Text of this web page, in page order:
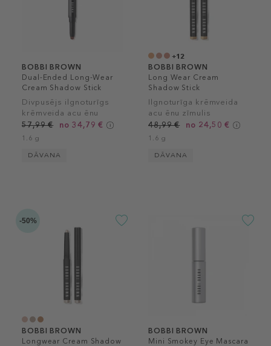
BOBBI BROWN
Dual-Ended Long-Wear
Cream Shadow Stick
Divpusējs ilgnoturīgs
krēmveida acu ēnu
zīmulis
57,99 € no 34,79 €
1.6 g
DĀVANA
+12
BOBBI BROWN
Long Wear Cream
Shadow Stick
Ilgnoturīga krēmveida
acu ēnu zīmulis
48,99 €
no 24,50 €
1.6 g
DĀVANA
-50%
BOBBI BROWN
Longwear Cream Shadow
BOBBI BROWN
Mini Smokey Eye Mascara